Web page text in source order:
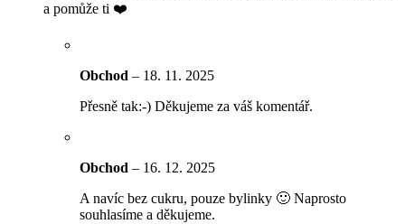
a pomůže ti ❤️
Obchod – 18. 11. 2025
Přesně tak:-) Děkujeme za váš komentář.
Obchod – 16. 12. 2025
A navíc bez cukru, pouze bylinky 🙂 Naprosto
souhlasíme a děkujeme.